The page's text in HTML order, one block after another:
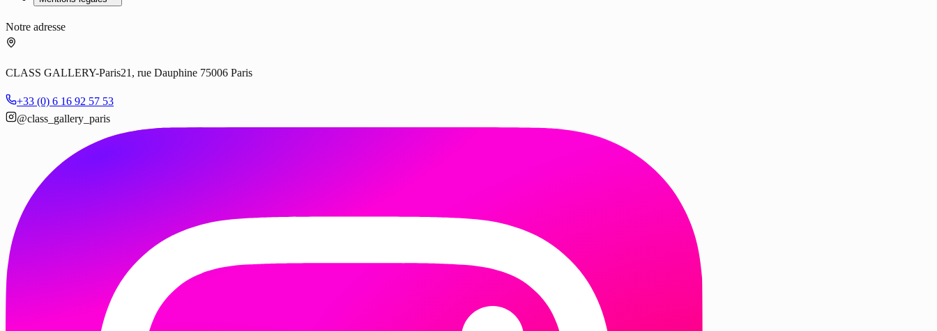
Notre adresse
CLASS GALLERY-Paris21, rue Dauphine 75006 Paris
+33 (0) 6 16 92 57 53
@class_gallery_paris